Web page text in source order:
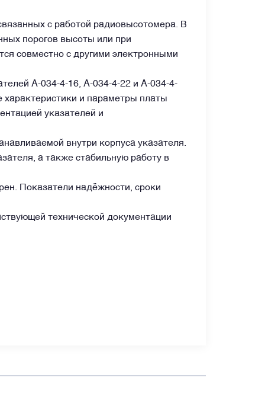
с работой радиовысотомера. В
порогов высоты или при
совместно с другими электронными
А-034-4-16, А-034-4-22 и А-034-4-
и параметры платы
указателей и
внутри корпуса указателя.
а также стабильную работу в
Показатели надёжности, сроки
технической документации